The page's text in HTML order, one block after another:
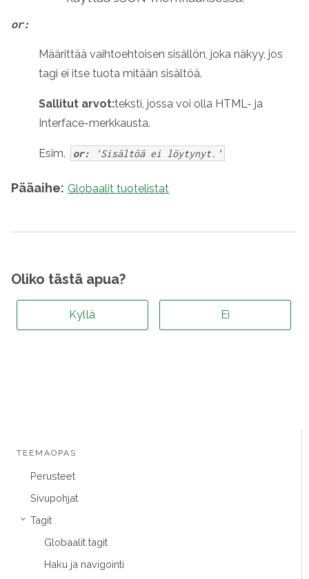
TEEMAOPAS
Perusteet
Sivupohjat
› Tagit
Globaalit tagit
Haku ja navigointi
or:
Määrittää vaihtoehtoisen sisällön, joka näkyy, jos
tagi ei itse tuota mitään sisältöä.
Sallitut arvot:teksti, jossa voi olla HTML- ja
Interface-merkkausta.
Esim. or: 'Sisältöä ei löytynyt.'
Pääaihe: Globaalit tuotelistat
Oliko tästä apua?
Kyllä Ei